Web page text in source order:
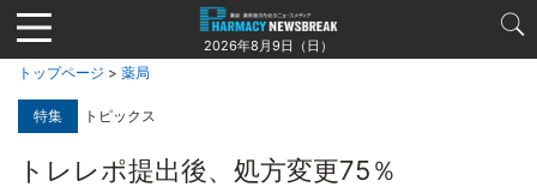
Jump
to
navigation
2026年8月9日（日）
トップページ > 薬局
特集 トピックス
トレレポ提出後、処方変更75％